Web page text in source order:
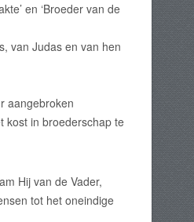
en ‘Broeder van de
van Judas en van hen
aangebroken
kost in broederschap te
Hij van de Vader,
tot het oneindige